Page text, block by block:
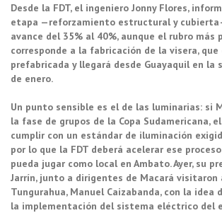
Desde la FDT, el ingeniero Jonny Flores,
etapa —reforzamiento estructural y
avance del 35% al 40%, aunque el rubro más
corresponde a la fabricación de la visera,
prefabricada y llegará desde Guayaquil en la
de enero.
Un punto sensible es el de las luminarias: si
la fase de grupos de la Copa Sudamericana,
cumplir con un estándar de iluminación
por lo que la FDT deberá acelerar ese
pueda jugar como local en Ambato. Ayer, su
Jarrín, junto a dirigentes de Macará
Tungurahua, Manuel Caizabanda, con la idea
la implementación del sistema eléctrico del